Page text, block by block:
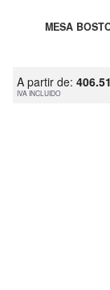
MESA
A partir de:
IVA INCLUIDO